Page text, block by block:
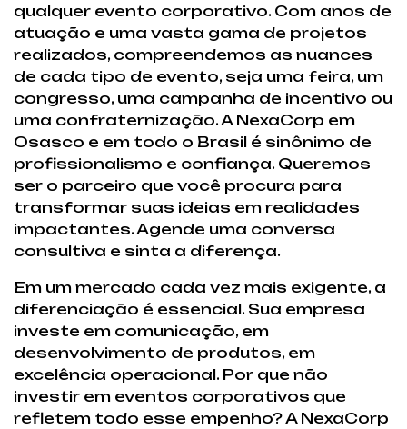
qualquer evento corporativo. Com anos de
atuação e uma vasta gama de projetos
realizados, compreendemos as nuances
de cada tipo de evento, seja uma feira, um
congresso, uma campanha de incentivo ou
uma confraternização. A NexaCorp em
Osasco e em todo o Brasil é sinônimo de
profissionalismo e confiança. Queremos
ser o parceiro que você procura para
transformar suas ideias em realidades
impactantes. Agende uma conversa
consultiva e sinta a diferença.
Em um mercado cada vez mais exigente, a
diferenciação é essencial. Sua empresa
investe em comunicação, em
desenvolvimento de produtos, em
excelência operacional. Por que não
investir em eventos corporativos que
refletem todo esse empenho? A NexaCorp